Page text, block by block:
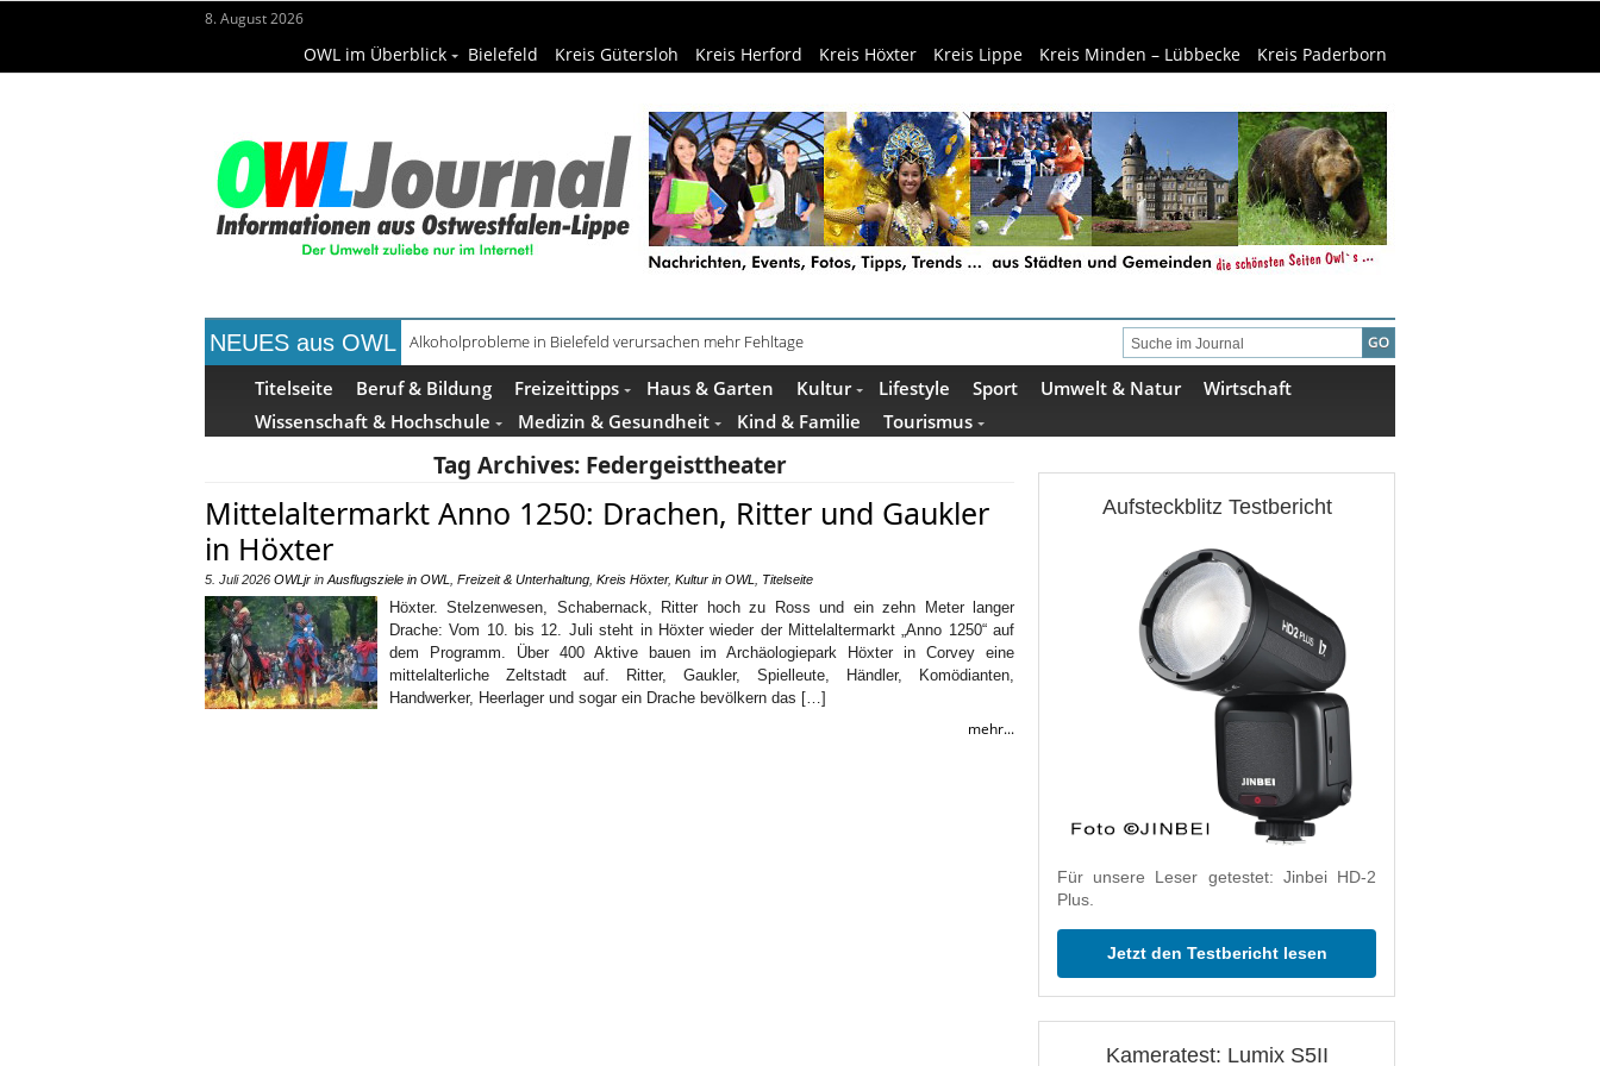
8. August 2026
OWL im Überblick Bielefeld Kreis Gütersloh Kreis Herford Kreis Höxter Kreis Lippe Kreis Minden – Lübbecke Kreis Paderborn
NEUES aus OWL Handgemachte Geschenkideen im Pop-up-Store in Büren
Titelseite Beruf & Bildung Freizeittipps Haus & Garten Kultur Lifestyle Sport Umwelt & Natur
Wirtschaft
Wissenschaft & Hochschule
Medizin & Gesundheit Kind & Familie Tourismus
Tag Archives: Federgeisttheater
Mittelaltermarkt Anno 1250: Drachen, Ritter und Gaukler
in Höxter
5. Juli 2026 OWLjr in Ausflugsziele in OWL Freizeit & Unterhaltung Kreis Höxter, Kultur in OWL Titelseite
Höxter. Stelzenwesen, Schabernack, Ritter hoch zu Ross und ein zehn Meter langer
Drache: Vom 10. bis 12. Juli steht in Höxter wieder der Mittelaltermarkt „Anno 1250“ auf
dem Programm. Über 400 Aktive bauen im Archäologiepark Höxter in Corvey eine
mittelalterliche Zeltstadt auf. Ritter, Gaukler, Spielleute, Händler, Komödianten,
Handwerker, Heerlager und sogar ein Drache bevölkern das […]
mehr...
Aufsteckblitz Testbericht
Für unsere Leser getestet: Jinbei HD-2
Plus.
Jetzt den Testbericht lesen
Kameratest: Lumix S5II